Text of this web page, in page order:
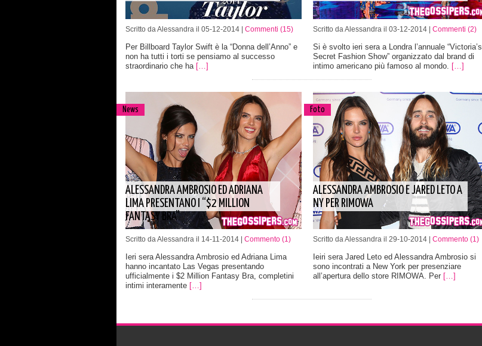
Scritto da Alessandra il 05-12-2014 | Commenti (15)
Per Billboard Taylor Swift è la “Donna dell’Anno” e
non ha tutti i torti se pensiamo al successo
straordinario che ha […]
Scritto da Alessandra il 03-12-2014 | Commenti (2)
Si è svolto ieri sera a Londra l’annuale “Victoria’s
Secret Fashion Show” organizzato dal brand di
intimo americano più famoso al mondo. […]
News
ALESSANDRA AMBROSIO ED ADRIANA
LIMA PRESENTANO I “$2 MILLION
FANTASY BRA”
Scritto da Alessandra il 14-11-2014 | Commento (1)
Ieri sera Alessandra Ambrosio ed Adriana Lima
hanno incantato Las Vegas presentando
ufficialmente i $2 Million Fantasy Bra, completini
intimi interamente […]
Foto
ALESSANDRA AMBROSIO E JARED LETO A
NY PER RIMOWA
Scritto da Alessandra il 29-10-2014 | Commento (1)
Ieiri sera Jared Leto ed Alessandra Ambrosio si
sono incontrati a New York per presenziare
all’apertura dello store RIMOWA. Per […]